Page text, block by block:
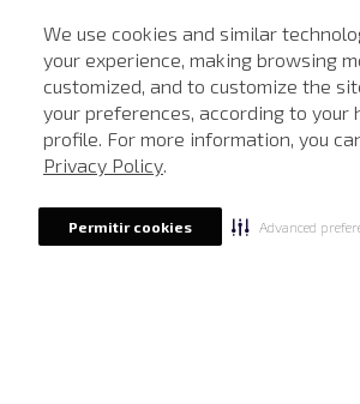
We use cookies and similar
your experience, making browsing
customized, and to customize the
your preferences, according to your
profile. For more information, you
Privacy Policy.
Permitir cookies Advanced